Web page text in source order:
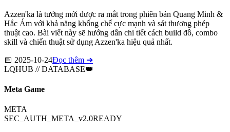
Azzen'ka là tướng mới được ra mắt trong phiên bản Quang Minh &
Hắc Ám với khả năng khống chế cực mạnh và sát thương phép
thuật cao. Bài viết này sẽ hướng dẫn chi tiết cách build đồ, combo
skill và chiến thuật sử dụng Azzen'ka hiệu quả nhất.
📅 2025-10-24Đọc thêm ➔
LQHUB // DATABASE👑
Meta Game
META
SEC_AUTH_META_v2.0READY